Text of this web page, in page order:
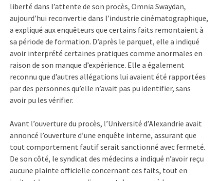
liberté dans l’attente de son procès, Omnia Swaydan,
aujourd’hui reconvertie dans l’industrie cinématographique,
a expliqué aux enquêteurs que certains faits remontaient à
sa période de formation. D’après le parquet, elle a indiqué
avoir interprété certaines pratiques comme anormales en
raison de son manque d’expérience. Elle a également
reconnu que d’autres allégations lui avaient été rapportées
par des personnes qu’elle n’avait pas pu identifier, sans
avoir pu les vérifier.
Avant l’ouverture du procès, l’Université d’Alexandrie avait
annoncé l’ouverture d’une enquête interne, assurant que
tout comportement fautif serait sanctionné avec fermeté.
De son côté, le syndicat des médecins a indiqué n’avoir reçu
aucune plainte officielle concernant ces faits, tout en